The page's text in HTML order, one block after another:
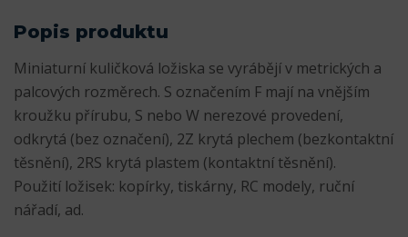
Popis produktu
Miniaturní kuličková ložiska se vyrábějí v metrických a
palcových rozměrech. S označením F mají na vnějším
kroužku přírubu, S nebo W nerezové provedení,
odkrytá (bez označení), 2Z krytá plechem (bezkontaktní
těsnění), 2RS krytá plastem (kontaktní těsnění).
Použití ložisek: kopírky, tiskárny, RC modely, ruční
nářadí, ad.